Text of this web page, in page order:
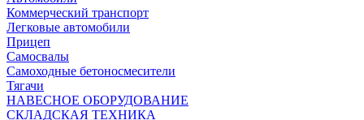
Коммерческий транспорт
Легковые автомобили
Прицеп
Самосвалы
Самоходные бетоносмесители
Тягачи
НАВЕСНОЕ ОБОРУДОВАНИЕ
СКЛАДСКАЯ ТЕХНИКА